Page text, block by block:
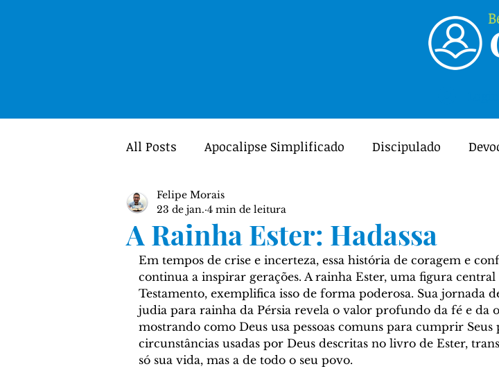
All Posts Apocalipse Simplificado Discipulado
Mulheres Portal GUIAME
Teologia Crítica Textual - As Escrituras
Cronologia Bíblica EVANGELISMO E MISSÕES Curso
A Rainha Ester: Hadassa
Felipe Morais
23 de jan. 4 min de leitura
Em tempos de crise e incerteza, essa história de coragem e
continua a inspirar gerações. A rainha Ester, uma figura central
Testamento, exemplifica isso de forma poderosa. Sua jornada
judia para rainha da Pérsia revela o valor profundo da fé e da
mostrando como Deus usa pessoas comuns para cumprir Seus
circunstâncias usadas por Deus descritas no livro de Ester,
só sua vida, mas a de todo o seu povo.